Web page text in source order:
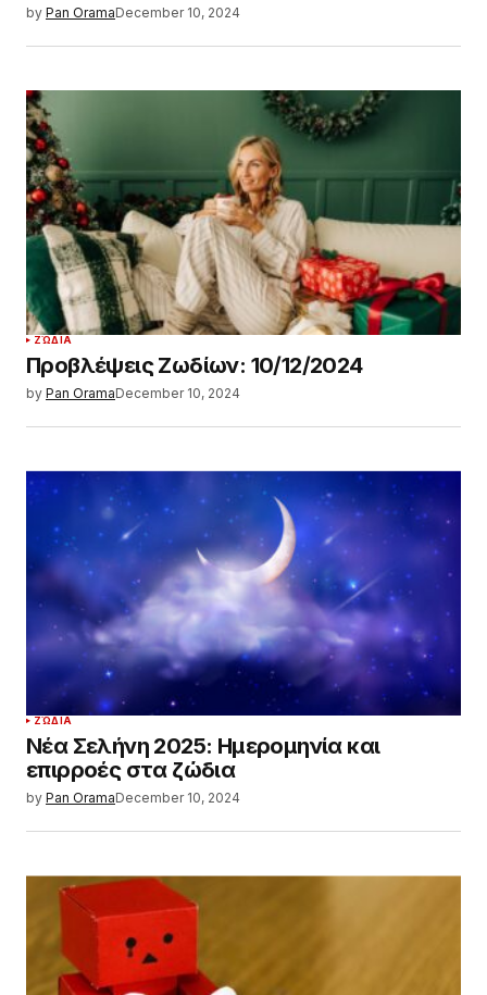
by Pan OramaDecember 10, 2024
ΖΏΔΙΑ
Προβλέψεις Ζωδίων: 10/12/2024
by Pan OramaDecember 10, 2024
ΖΏΔΙΑ
Νέα Σελήνη 2025: Ημερομηνία και
επιρροές στα ζώδια
by Pan OramaDecember 10, 2024